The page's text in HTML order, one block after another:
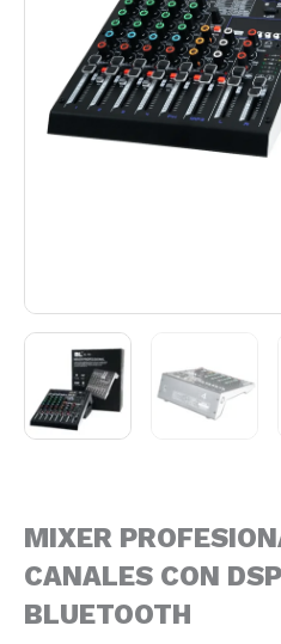
MIXER
CANALES CON
BLUETOOTH